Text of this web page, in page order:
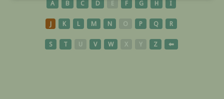
A B C D E F G H I
J K L M N O P Q R
S T U V W X Y Z ⬅